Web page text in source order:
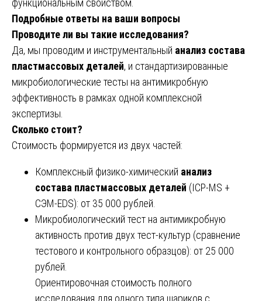
функциональным свойством.
Подробные ответы на ваши вопросы
Проводите ли вы такие исследования?
Да, мы проводим и инструментальный анализ состава
пластмассовых деталей, и стандартизированные
микробиологические тесты на антимикробную
эффективность в рамках одной комплексной
экспертизы.
Сколько стоит?
Стоимость формируется из двух частей:
Комплексный физико-химический анализ
состава пластмассовых деталей (ICP-MS +
СЭМ-EDS): от 35 000 рублей.
Микробиологический тест на антимикробную
активность против двух тест-культур (сравнение
тестового и контрольного образцов): от 25 000
рублей.
Ориентировочная стоимость полного
исследования для одного типа шариков с